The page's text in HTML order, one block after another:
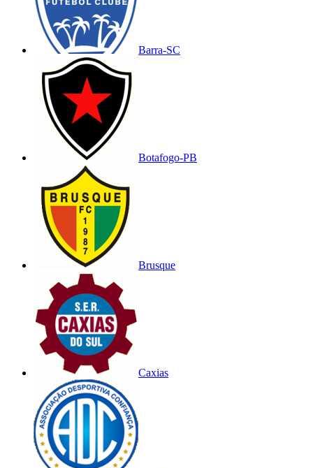
Barra-SC
Botafogo-PB
Brusque
Caxias